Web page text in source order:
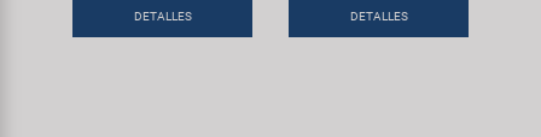
DETALLES DETALLES